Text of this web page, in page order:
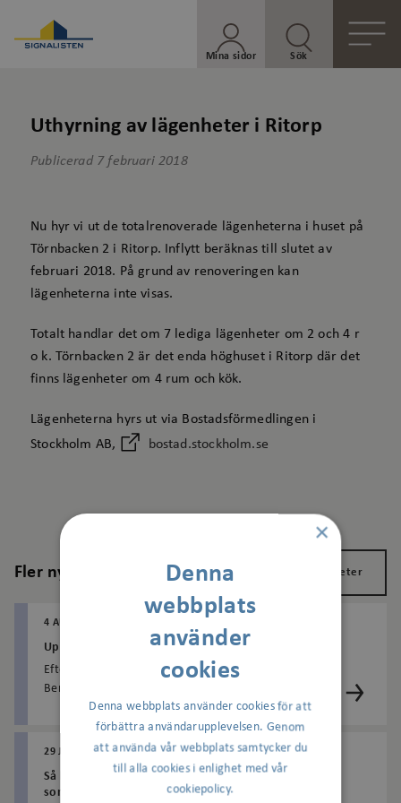
Mina sidor Sök
Uthyrning av lägenheter i Ritorp
Publicerad 7 februari 2018
Nu hyr vi ut de totalrenoverade lägenheterna i huset på
Törnbacken 2 i Ritorp. Inflytt beräknas till slutet av
februari 2018. På grund av renoveringen kan
lägenheterna inte visas.
Totalt handlar det om 7 lediga lägenheter om 2 och 4 r
o k. Törnbacken 2 är det enda höghuset i Ritorp där det
finns lägenheter om 4 rum och kök.
Lägenheterna hyrs ut via Bostadsförmedlingen i
Stockholm AB,
bostad.stockholm.se
Fler nyheter Visa alla nyheter
4 AUGUSTI 2026
Upptäck nya Rådjursparken i Bergshamra
Efter en omfattande upprustning har Rådjursparken i
Bergshamra blivit en ännu mer inbjudande
mötesplats för både barn och vuxna. Här finns en ny
naturlekplats med lekutrustning i trä, nya
planteringar, sittplatser och gröna miljöer som passar
för både lek, vila och umgänge.
29 JULI 2026
Så håller du lägenheten sval under varma
sommardagar
×
Denna
webbplats
använder
cookies
Denna webbplats använder cookies för att
förbättra användarupplevelsen. Genom
att använda vår webbplats samtycker du
till alla cookies i enlighet med vår
cookiepolicy.